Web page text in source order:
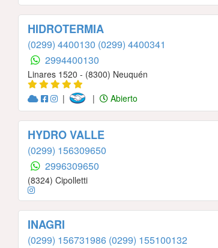
HIDROTERMIA
(0299) 4400130 (0299) 4400341
2994400130
Linares 1520 - (8300) Neuquén
|
| Abierto
HYDRO VALLE
(0299) 156309650
2996309650
(8324) Cipolletti
INAGRI
(0299) 156731986 (0299) 155100132